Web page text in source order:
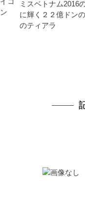
ミスベトナム2016
に輝く２２億ドン
のティアラ